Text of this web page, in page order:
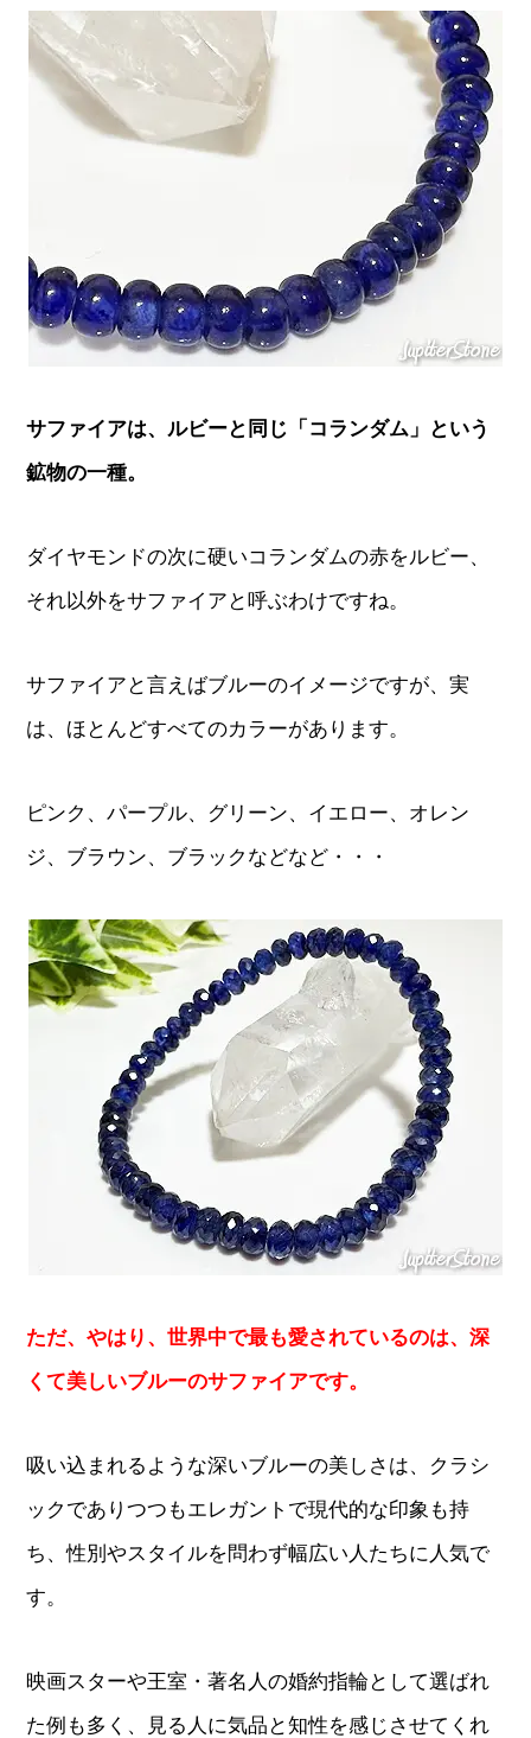
サファイアは、ルビーと同じ「コランダム」という
鉱物の一種。
ダイヤモンドの次に硬いコランダムの赤をルビー、
それ以外をサファイアと呼ぶわけですね。
サファイアと言えばブルーのイメージですが、実
は、ほとんどすべてのカラーがあります。
ピンク、パープル、グリーン、イエロー、オレン
ジ、ブラウン、ブラックなどなど・・・
ただ、やはり、世界中で最も愛されているのは、深
くて美しいブルーのサファイアです。
吸い込まれるような深いブルーの美しさは、クラシ
ックでありつつもエレガントで現代的な印象も持
ち、性別やスタイルを問わず幅広い人たちに人気で
す。
映画スターや王室・著名人の婚約指輪として選ばれ
た例も多く、見る人に気品と知性を感じさせてくれ